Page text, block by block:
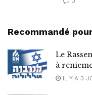
Recommandé
Le
à
IL Y A 3